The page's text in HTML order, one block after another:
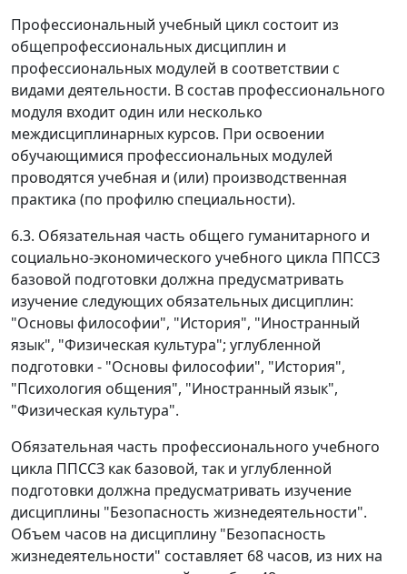
Профессиональный учебный цикл состоит из
общепрофессиональных дисциплин и
профессиональных модулей в соответствии с
видами деятельности. В состав профессионального
модуля входит один или несколько
междисциплинарных курсов. При освоении
обучающимися профессиональных модулей
проводятся учебная и (или) производственная
практика (по профилю специальности).
6.3. Обязательная часть общего гуманитарного и
социально-экономического учебного цикла ППССЗ
базовой подготовки должна предусматривать
изучение следующих обязательных дисциплин:
"Основы философии", "История", "Иностранный
язык", "Физическая культура"; углубленной
подготовки - "Основы философии", "История",
"Психология общения", "Иностранный язык",
"Физическая культура".
Обязательная часть профессионального учебного
цикла ППССЗ как базовой, так и углубленной
подготовки должна предусматривать изучение
дисциплины "Безопасность жизнедеятельности".
Объем часов на дисциплину "Безопасность
жизнедеятельности" составляет 68 часов, из них на